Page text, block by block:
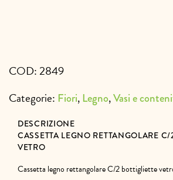
COD:2849
Categorie: Fiori,Legno,Vasi e
DESCRIZIONE
CASSETTA LEGNO RETTANGOLARE
VETRO
Cassetta legno rettangolare C/2 bottigliette